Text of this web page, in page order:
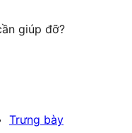
giúp đỡ?
Trưng bày